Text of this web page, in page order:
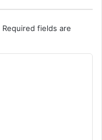
Required fields are